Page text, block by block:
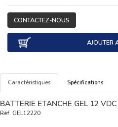
CONTACTEZ-NOUS
AJOUTER
Caractéristiques Spécifications
BATTERIE ETANCHE GEL 12
Réf. GEL12220